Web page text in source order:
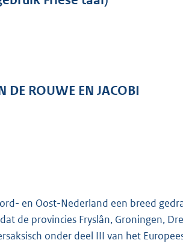
o
o
9
DE ROUWE EN JACOBI
en Oost-Nederland een breed
de provincies Fryslân, Groningen,
onder deel III van het